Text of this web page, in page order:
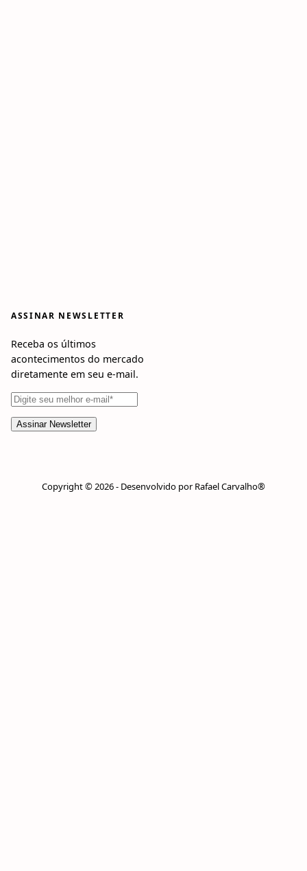
ASSINAR NEWSLETTER
Receba os últimos
acontecimentos do mercado
diretamente em seu e-mail.
Copyright © 2026 - Desenvolvido por Rafael Carvalho®